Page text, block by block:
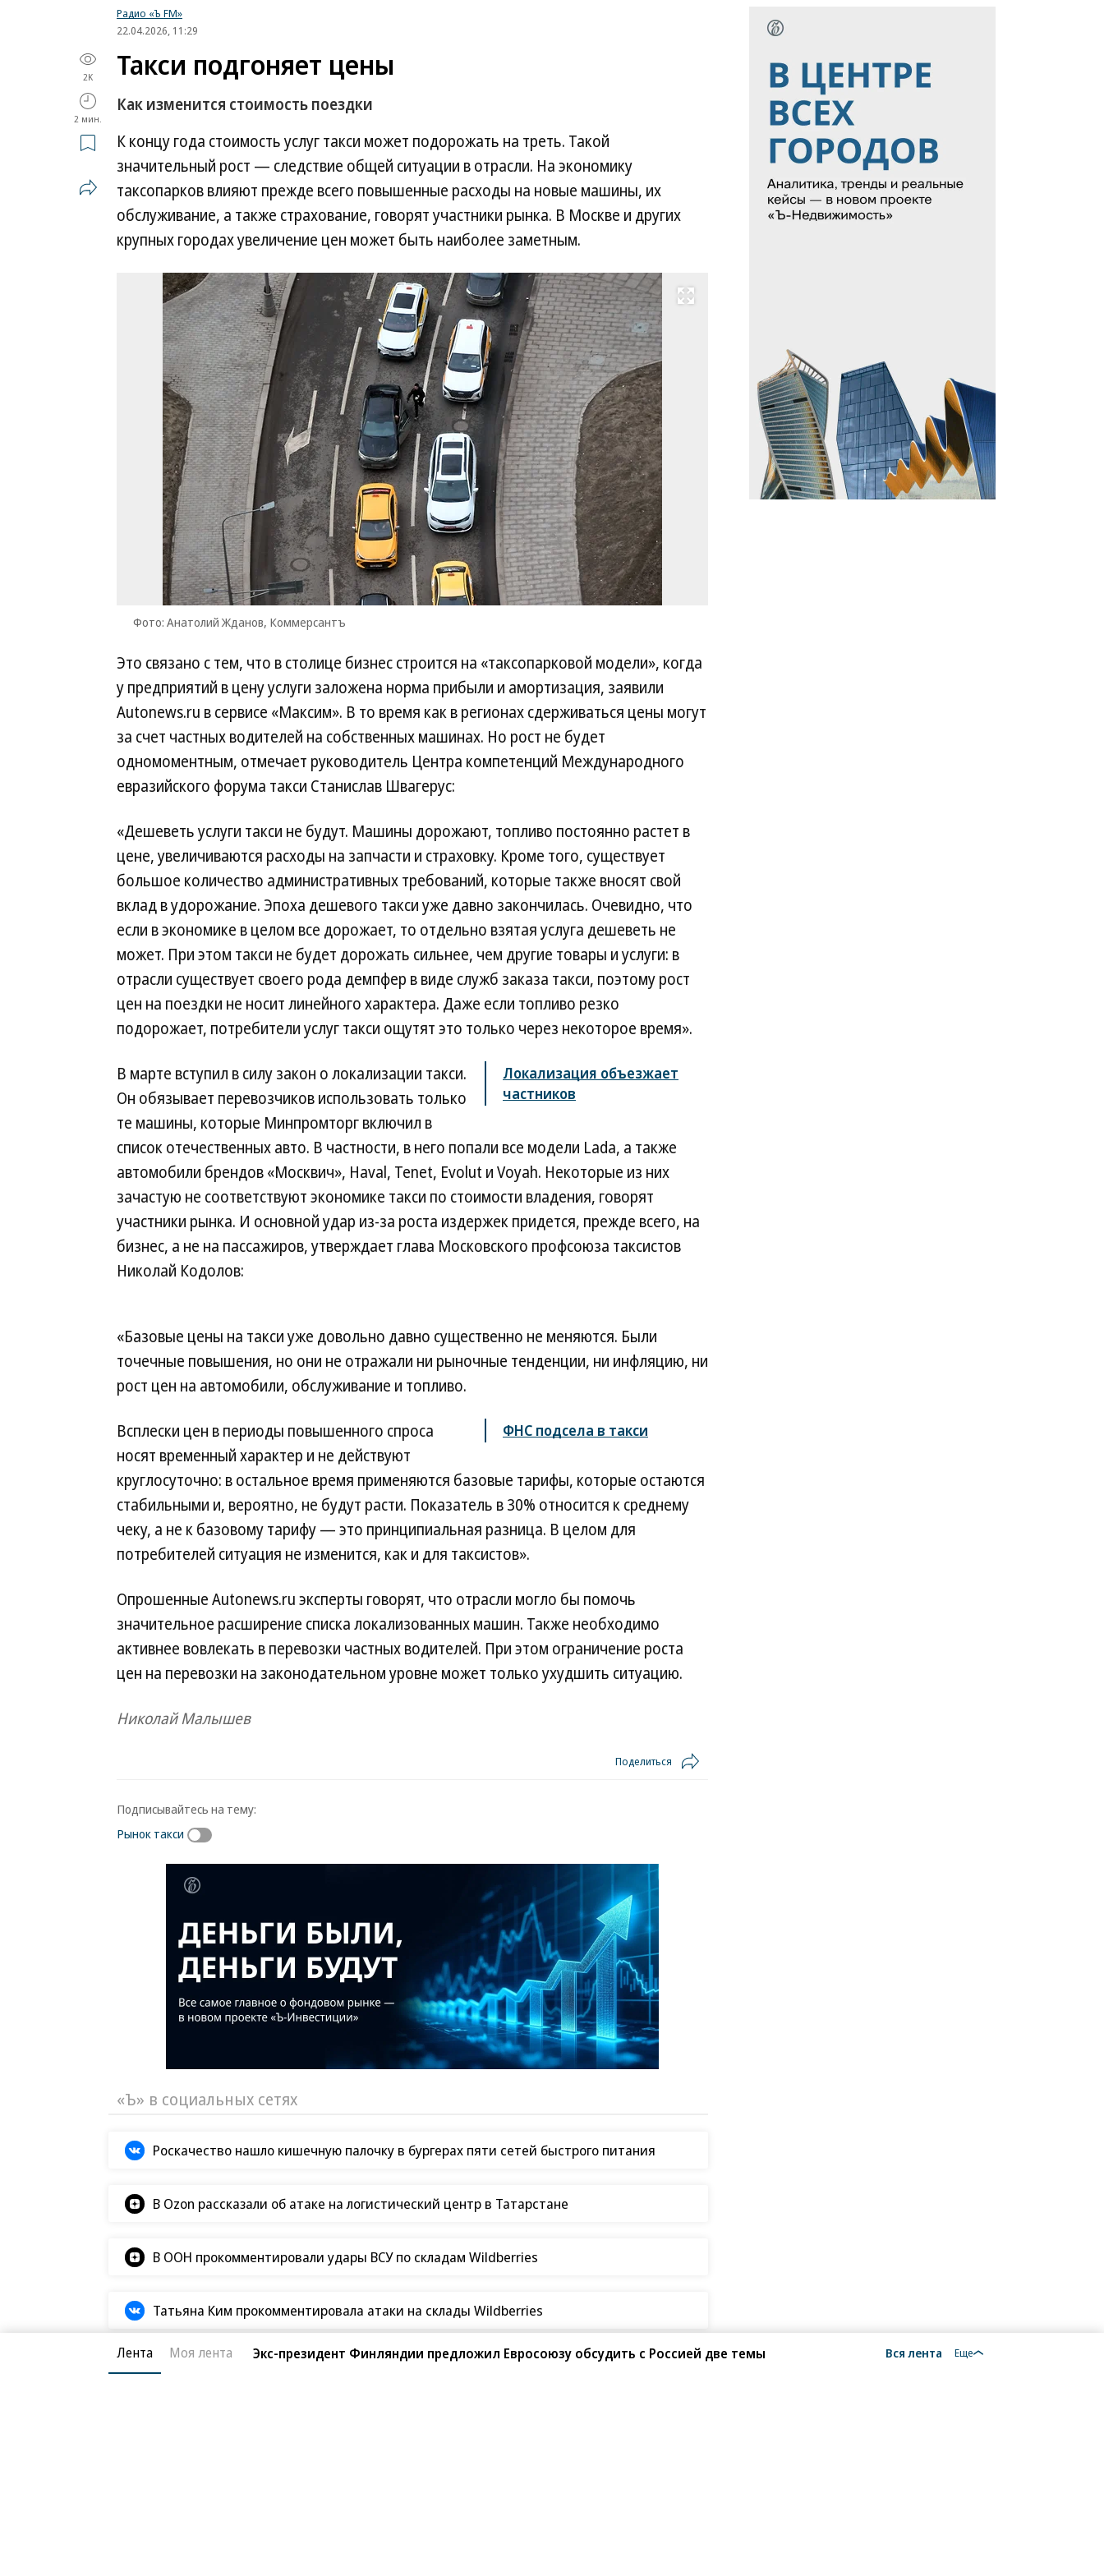
Радио «Ъ FM»
22.04.2026, 11:29
2K
2 мин.
Такси подгоняет цены
Как изменится стоимость поездки
К концу года стоимость услуг такси может подорожать на треть. Такой
значительный рост — следствие общей ситуации в отрасли. На экономику
таксопарков влияют прежде всего повышенные расходы на новые машины, их
обслуживание, а также страхование, говорят участники рынка. В Москве и других
крупных городах увеличение цен может быть наиболее заметным.
Развернуть на весь экран
Фото: Анатолий Жданов, Коммерсантъ
Коммерсантъ
Это связано с тем, что в столице бизнес строится на «таксопарковой модели», когда
у предприятий в цену услуги заложена норма прибыли и амортизация, заявили
Autonews.ru в сервисе «Максим». В то время как в регионах сдерживаться цены могут
за счет частных водителей на собственных машинах. Но рост не будет
одномоментным, отмечает руководитель Центра компетенций Международного
евразийского форума такси Станислав Швагерус:
«Дешеветь услуги такси не будут. Машины дорожают, топливо постоянно растет в
цене, увеличиваются расходы на запчасти и страховку. Кроме того, существует
большое количество административных требований, которые также вносят свой
вклад в удорожание. Эпоха дешевого такси уже давно закончилась. Очевидно, что
если в экономике в целом все дорожает, то отдельно взятая услуга дешеветь не
может. При этом такси не будет дорожать сильнее, чем другие товары и услуги: в
отрасли существует своего рода демпфер в виде служб заказа такси, поэтому рост
цен на поездки не носит линейного характера. Даже если топливо резко
подорожает, потребители услуг такси ощутят это только через некоторое время».
Локализация объезжает
частников
В марте вступил в силу закон о локализации такси.
Он обязывает перевозчиков использовать только
те машины, которые Минпромторг включил в
список отечественных авто. В частности, в него попали все модели Lada, а также
автомобили брендов «Москвич», Haval, Tenet, Evolut и Voyah. Некоторые из них
зачастую не соответствуют экономике такси по стоимости владения, говорят
участники рынка. И основной удар из-за роста издержек придется, прежде всего, на
бизнес, а не на пассажиров, утверждает глава Московского профсоюза таксистов
Николай Кодолов:
«Базовые цены на такси уже довольно давно существенно не меняются. Были
точечные повышения, но они не отражали ни рыночные тенденции, ни инфляцию, ни
рост цен на автомобили, обслуживание и топливо.
ФНС подсела в такси
Всплески цен в периоды повышенного спроса
носят временный характер и не действуют
круглосуточно: в остальное время применяются базовые тарифы, которые остаются
стабильными и, вероятно, не будут расти. Показатель в 30% относится к среднему
чеку, а не к базовому тарифу — это принципиальная разница. В целом для
потребителей ситуация не изменится, как и для таксистов».
Опрошенные Autonews.ru эксперты говорят, что отрасли могло бы помочь
значительное расширение списка локализованных машин. Также необходимо
активнее вовлекать в перевозки частных водителей. При этом ограничение роста
цен на перевозки на законодательном уровне может только ухудшить ситуацию.
Николай Малышев
Поделиться
Подписывайтесь на тему:
Рынок такси
«Ъ» в социальных сетях
Роскачество нашло кишечную палочку в бургерах пяти сетей быстрого питания
В Ozon рассказали об атаке на логистический центр в Татарстане
В ООН прокомментировали удары ВСУ по складам Wildberries
Татьяна Ким прокомментировала атаки на склады Wildberries
Лента Моя лента Экс-президент Финляндии предложил Евросоюзу обсудить с Россией две темы Вся лента Еще